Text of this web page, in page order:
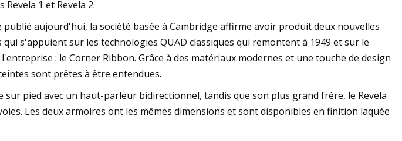
1 et Revela 2.
publié aujourd'hui, la société basée à Cambridge affirme avoir produit deux nouvelles
s'appuient sur les technologies QUAD classiques qui remontent à 1949 et sur le
: le Corner Ribbon. Grâce à des matériaux modernes et une touche de design
sont prêtes à être entendues.
sur pied avec un haut-parleur bidirectionnel, tandis que son plus grand frère, le Revela
Les deux armoires ont les mêmes dimensions et sont disponibles en finition laquée